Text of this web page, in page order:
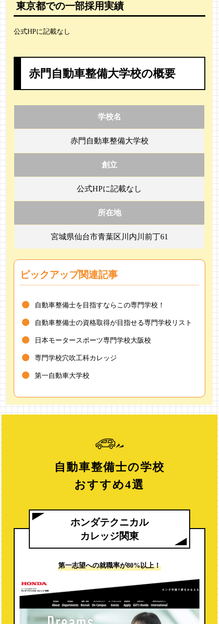
東京都での一部採用実績
公式HPに記載なし
赤門自動車整備大学校の概要
学校名
赤門自動車整備大学校
創立
公式HPに記載なし
所在地
宮城県仙台市青葉区川内川前丁61
ピックアップ関連記事
自動車整備士を目指すならこの専門学校！
自動車整備士の資格取得が目指せる専門学校リスト
日本モータースポーツ専門学校大阪校
専門学校穴吹工科カレッジ
第一自動車大学校
自動車整備士の学校
おすすめ4選
ホンダテクニカル
カレッジ関東
第一志望への就職率が80%以上！